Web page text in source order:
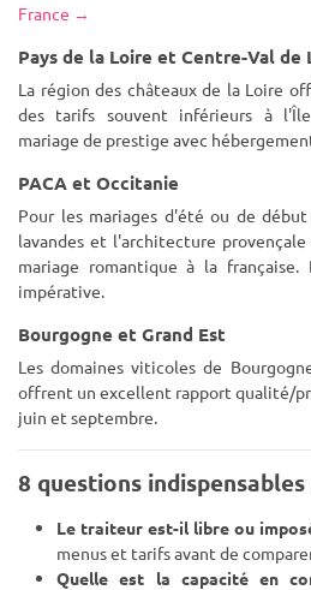
France →
Pays de la Loire et Centre-Val de
La région des châteaux de la Loire
des tarifs souvent inférieurs à
mariage de prestige avec
PACA et Occitanie
Pour les mariages d'été ou de
lavandes et l'architecture
mariage romantique à la française.
impérative.
Bourgogne et Grand Est
Les domaines viticoles de
offrent un excellent rapport qualité/
juin et septembre.
8 questions
Le traiteur est-il libre ou
menus et tarifs avant de
Quelle est la capacité en